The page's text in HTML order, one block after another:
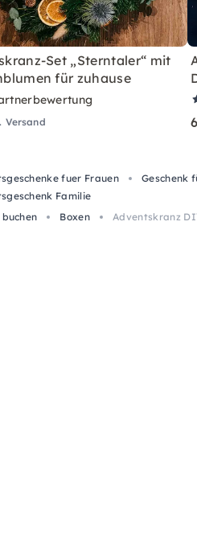
Set „Sterntaler“ mit
für zuhause
Versand
fuer Frauen Geschenk
Familie
Boxen Adventskranz